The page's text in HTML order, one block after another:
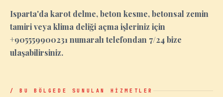
Isparta'da karot delme, beton kesme, betonsal zemin
tamiri veya klima deliği açma işleriniz için
+905559900231 numaralı telefondan 7/24 bize
ulaşabilirsiniz.
/ BU BÖLGEDE SUNULAN HİZMETLER